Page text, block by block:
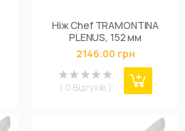
Ніж Chef TRAMONTINA
PLENUS, 152 мм
2146.00 грн
( 0 Відгуків )